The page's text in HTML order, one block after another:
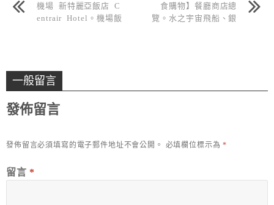
機場 新特麗亞飯店 C
entrair Hotel。機場飯
食購物】餐廳商店總
覽。水之宇宙飛船、銀
一般留言
發佈留言
發佈留言必須填寫的電子郵件地址不會公開。 必填欄位標示為*
留言 *